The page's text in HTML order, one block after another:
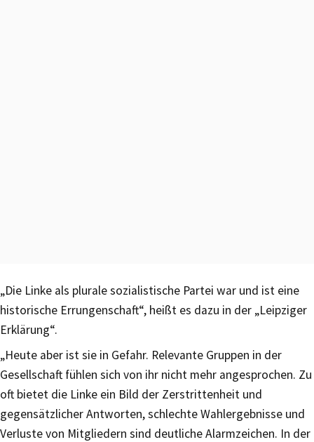
„Die Linke als plurale sozialistische Partei war und ist eine
historische Errungenschaft“, heißt es dazu in der „Leipziger
Erklärung“.
„Heute aber ist sie in Gefahr. Relevante Gruppen in der
Gesellschaft fühlen sich von ihr nicht mehr angesprochen. Zu
oft bietet die Linke ein Bild der Zerstrittenheit und
gegensätzlicher Antworten, schlechte Wahlergebnisse und
Verluste von Mitgliedern sind deutliche Alarmzeichen. In der